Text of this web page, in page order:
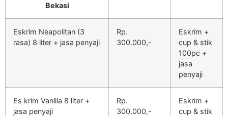
Bekasi
Eskrim Neapolitan (3
rasa) 8 liter + jasa penyaji
Rp.
300.000,-
Eskrim +
cup & stik
100pc +
jasa
penyaji
Es krim Vanilla 8 liter +
jasa penyaji
Rp.
300.000,-
Eskrim +
cup & stik